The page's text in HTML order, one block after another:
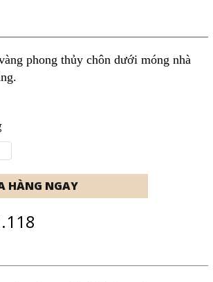
phong thủy chôn dưới móng nhà